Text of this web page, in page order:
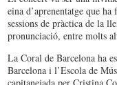
eina d’aprenentatge que
sessions de pràctica de la
pronunciació, entre molts
La Coral de Barcelona ha
Barcelona i l’Escola de